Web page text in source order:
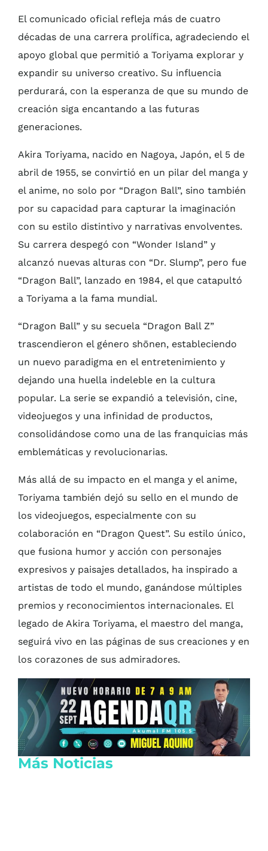
El comunicado oficial refleja más de cuatro
décadas de una carrera prolífica, agradeciendo el
apoyo global que permitió a Toriyama explorar y
expandir su universo creativo. Su influencia
perdurará, con la esperanza de que su mundo de
creación siga encantando a las futuras
generaciones.
Akira Toriyama, nacido en Nagoya, Japón, el 5 de
abril de 1955, se convirtió en un pilar del manga y
el anime, no solo por “Dragon Ball”, sino también
por su capacidad para capturar la imaginación
con su estilo distintivo y narrativas envolventes.
Su carrera despegó con “Wonder Island” y
alcanzó nuevas alturas con “Dr. Slump”, pero fue
“Dragon Ball”, lanzado en 1984, el que catapultó
a Toriyama a la fama mundial.
“Dragon Ball” y su secuela “Dragon Ball Z”
trascendieron el género shōnen, estableciendo
un nuevo paradigma en el entretenimiento y
dejando una huella indeleble en la cultura
popular. La serie se expandió a televisión, cine,
videojuegos y una infinidad de productos,
consolidándose como una de las franquicias más
emblemáticas y revolucionarias.
Más allá de su impacto en el manga y el anime,
Toriyama también dejó su sello en el mundo de
los videojuegos, especialmente con su
colaboración en “Dragon Quest”. Su estilo único,
que fusiona humor y acción con personajes
expresivos y paisajes detallados, ha inspirado a
artistas de todo el mundo, ganándose múltiples
premios y reconocimientos internacionales. El
legado de Akira Toriyama, el maestro del manga,
seguirá vivo en las páginas de sus creaciones y en
los corazones de sus admiradores.
Más Noticias